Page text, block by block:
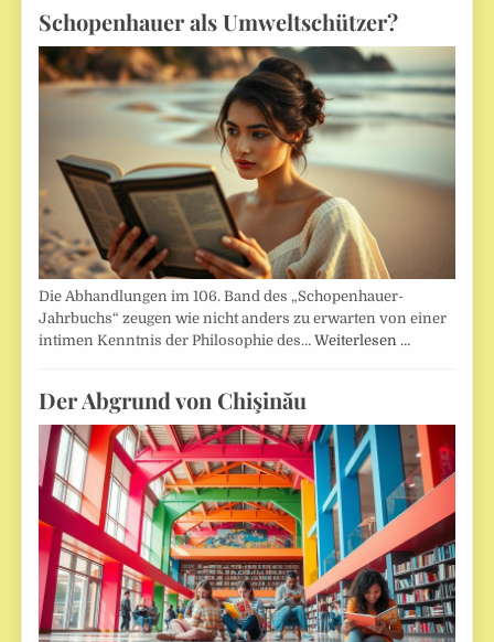
Schopenhauer als Umweltschützer?
Die Abhandlungen im 106. Band des „Schopenhauer-
Jahrbuchs“ zeugen wie nicht anders zu erwarten von einer
intimen Kenntnis der Philosophie des…Weiterlesen …
Der Abgrund von Chişinău